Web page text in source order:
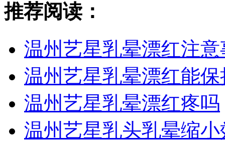
推荐阅读：
温州艺星乳晕漂红注
温州艺星乳晕漂红能
温州艺星乳晕漂红疼吗
温州艺星乳头乳晕缩